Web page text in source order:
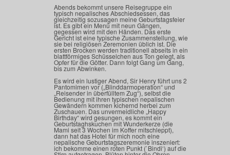
Abends bekommt unsere Reisegruppe ein
typisch nepalisches Abschiedsessen, das
gleichzeitig sozusagen meine Geburtstagsfeier
ist. Es gibt ein Menü mit neun Gängen,
gegessen wird mit den Händen. Das erste
Gericht ist eine typische Zusammenstellung, wie
sie bei religiösen Zeremonien üblich ist. Die
ersten Brocken werden traditionell abseits in ein
blattförmiges Schüsselchen aus Ton gelegt, als
Opfer für die Götter. Dann folgt Gang um Gang,
bis zum Abwinken.
Es wird ein lustiger Abend, Sir Henry führt uns 2
Pantomimen vor („Blinddarmoperation“ und
„Reisender in überfülltem Zug“), selbst die
Bedienung mit ihren typischen nepalischen
Gewändern kommen kichernd herbei zum
Zuschauen. Das unvermeidliche „Happy
Birthday“ wird gesungen, es kommt ein
Geburtstaghskuchen mit Wunderkerze (die
Mami seit 3 Wochen im Koffer mitschleppt),
dann hat das Hotel für mich noch eine
nepalische Geburtstagszeremonie inszeniert:
ich bekomme einen roten Punkt (`Bindi‘) auf die